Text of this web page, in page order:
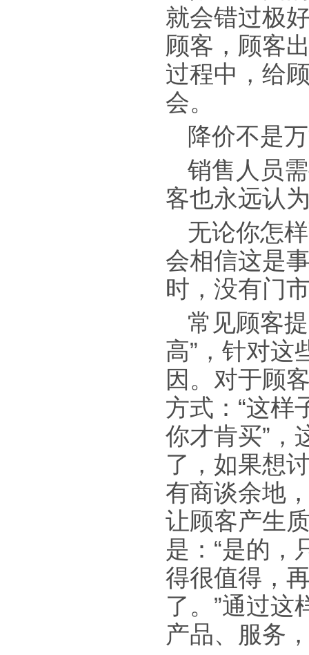
就会错过极
顾客，顾客
过程中，给
会。
降价不是
销售人员
客也永远认
无论你怎
会相信这是
时，没有门
常见顾客
高”，针对这
因。对于顾
方式：“这样
你才肯买”，
了，如果想
有商谈余地
让顾客产生
是：“是的，
得很值得，
了。”通过这
产品、服务